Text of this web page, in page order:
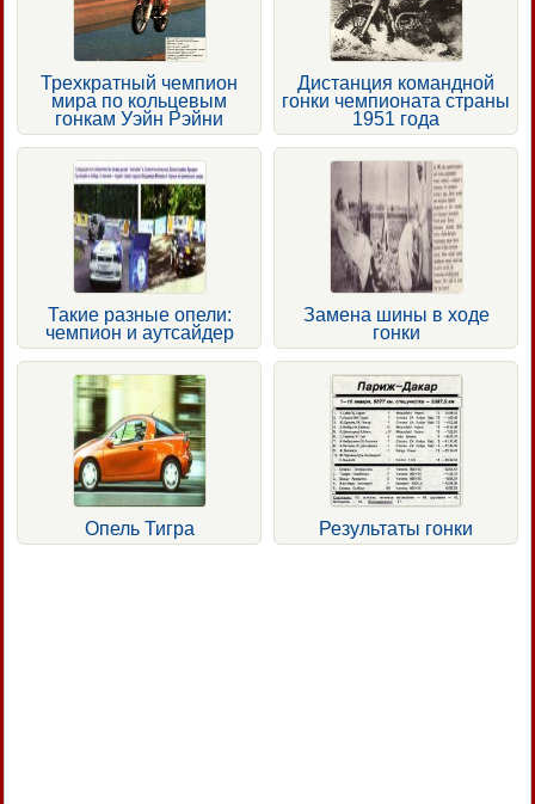
Трехкратный чемпион
мира по кольцевым
гонкам Уэйн Рэйни
Дистанция командной
гонки чемпионата страны
1951 года
Такие разные опели:
чемпион и аутсайдер
Замена шины в ходе
гонки
Опель Тигра Результаты гонки